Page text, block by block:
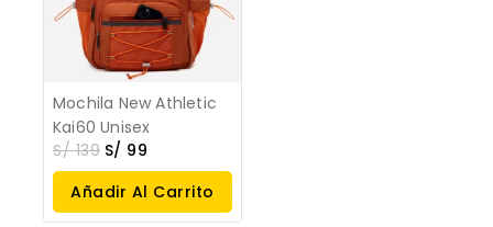
Mochila New Athletic
Kai60 Unisex
S/139 S/ 99
Añadir Al Carrito